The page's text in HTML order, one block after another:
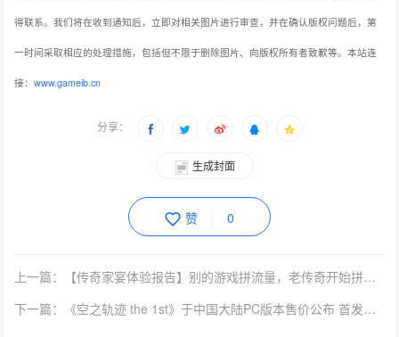
得联系。我们将在收到通知后，立即对相关图片进行审查，并在确认版权问题后，第
一时间采取相应的处理措施，包括但不限于删除图片、向版权所有者致歉等。本站连
接：www.gameib.cn
分享：
生成封面
赞 0
上一篇：【传奇家宴体验报告】别的游戏拼流量，老传奇开始拼「酒」量了
下一篇：《空之轨迹 the 1st》于中国大陆PC版本售价公布 首发特典奖励公开！